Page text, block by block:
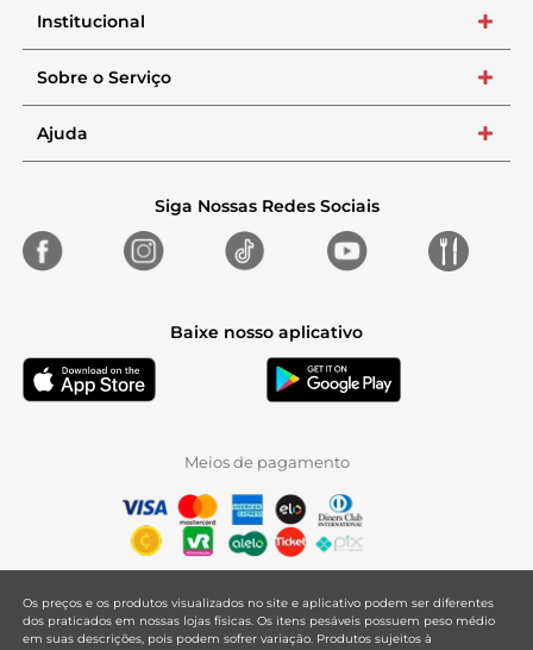
Institucional +
Sobre o Serviço +
Ajuda +
Siga Nossas Redes Sociais
Baixe nosso aplicativo
Meios de pagamento
Os preços e os produtos visualizados no site e aplicativo podem ser diferentes
dos praticados em nossas lojas físicas. Os itens pesáveis possuem peso médio
em suas descrições, pois podem sofrer variação. Produtos sujeitos à